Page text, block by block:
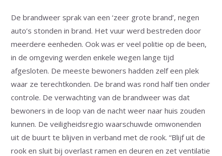
De brandweer sprak van een ‘zeer grote brand’, negen
auto’s stonden in brand. Het vuur werd bestreden door
meerdere eenheden. Ook was er veel politie op de been,
in de omgeving werden enkele wegen lange tijd
afgesloten. De meeste bewoners hadden zelf een plek
waar ze terechtkonden. De brand was rond half tien onder
controle. De verwachting van de brandweer was dat
bewoners in de loop van de nacht weer naar huis zouden
kunnen. De veiligheidsregio waarschuwde omwonenden
uit de buurt te blijven in verband met de rook. “Blijf uit de
rook en sluit bij overlast ramen en deuren en zet ventilatie